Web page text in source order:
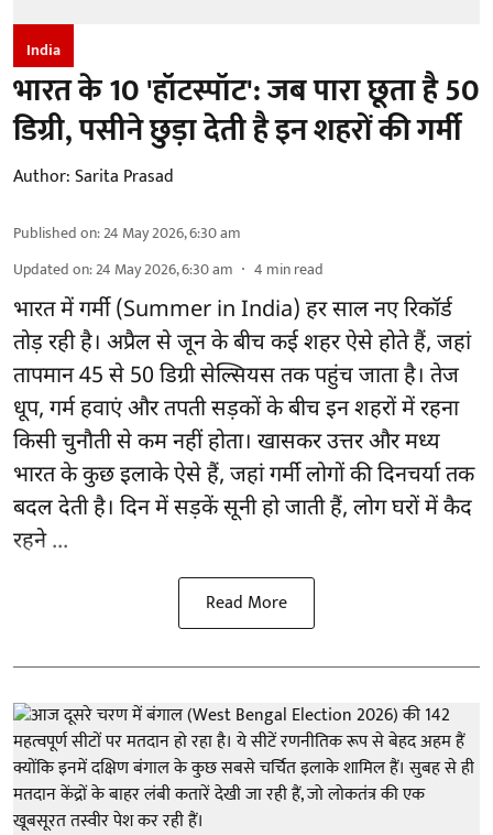
India
भारत के 10 'हॉटस्पॉट': जब पारा छूता है 50
डिग्री, पसीने छुड़ा देती है इन शहरों की गर्मी
Author:Sarita Prasad
Published on:24 May 2026, 6:30 am
Updated on:24 May 2026, 6:30 am 4 min read
भारत में गर्मी (Summer in India) हर साल नए रिकॉर्ड
तोड़ रही है। अप्रैल से जून के बीच कई शहर ऐसे होते हैं, जहां
तापमान 45 से 50 डिग्री सेल्सियस तक पहुंच जाता है। तेज
धूप, गर्म हवाएं और तपती सड़कों के बीच इन शहरों में रहना
किसी चुनौती से कम नहीं होता। खासकर उत्तर और मध्य
भारत के कुछ इलाके ऐसे हैं, जहां गर्मी लोगों की दिनचर्या तक
बदल देती है। दिन में सड़कें सूनी हो जाती हैं, लोग घरों में कैद
रहने ...
Read More